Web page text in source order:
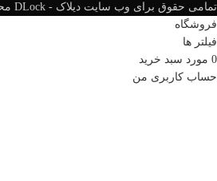
تمامی حقوق برای وب سایت دیلاک - DLock محفوظ است
فروشگاه
فیلتر ها
0 مورد سبد خرید
حساب کاربری من